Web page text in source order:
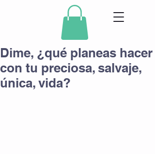
Dime, ¿qué planeas hacer
con tu preciosa, salvaje,
única, vida?